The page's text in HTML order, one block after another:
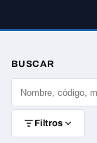
BUSCAR
Filtros